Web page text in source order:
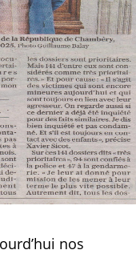
nos